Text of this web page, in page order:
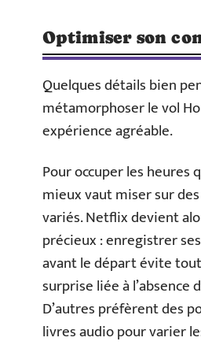
Optimiser son
Quelques détails bien
métamorphoser le vol
expérience agréable.
Pour occuper les heures
mieux vaut miser sur
variés. Netflix devient
précieux : enregistrer
avant le départ évite
surprise liée à l’absence
D’autres préfèrent des
livres audio pour varier